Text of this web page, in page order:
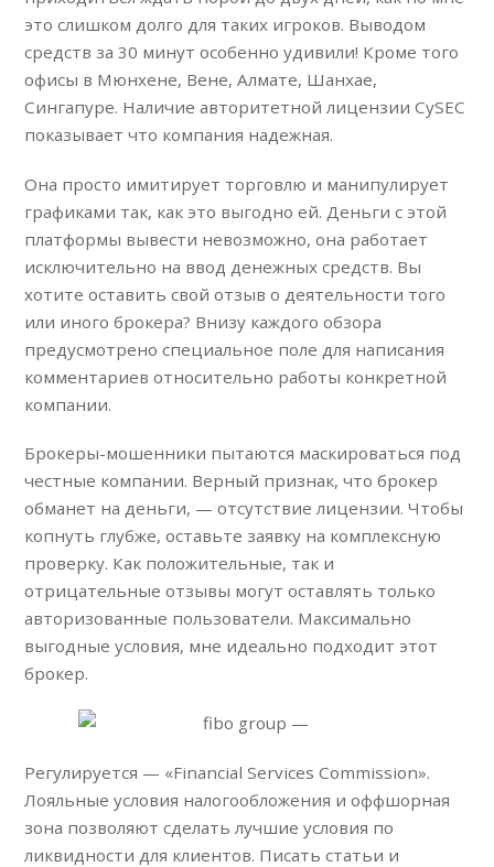
это слишком долго для таких игроков. Выводом
средств за 30 минут особенно удивили! Кроме того
офисы в Мюнхене, Вене, Алмате, Шанхае,
Сингапуре. Наличие авторитетной лицензии CySEC
показывает что компания надежная.
Она просто имитирует торговлю и манипулирует
графиками так, как это выгодно ей. Деньги с этой
платформы вывести невозможно, она работает
исключительно на ввод денежных средств. Вы
хотите оставить свой отзыв о деятельности того
или иного брокера? Внизу каждого обзора
предусмотрено специальное поле для написания
комментариев относительно работы конкретной
компании.
Брокеры-мошенники пытаются маскироваться под
честные компании. Верный признак, что брокер
обманет на деньги, — отсутствие лицензии. Чтобы
копнуть глубже, оставьте заявку на комплексную
проверку. Как положительные, так и
отрицательные отзывы могут оставлять только
авторизованные пользователи. Максимально
выгодные условия, мне идеально подходит этот
брокер.
Регулируется — «Financial Services Commission».
Лояльные условия налогообложения и оффшорная
зона позволяют сделать лучшие условия по
ликвидности для клиентов. Писать статьи и